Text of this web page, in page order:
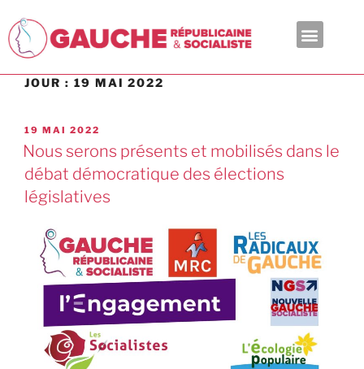
JOUR : 19 MAI 2022
19 MAI 2022
Nous serons présents et mobilisés dans le
débat démocratique des élections
législatives